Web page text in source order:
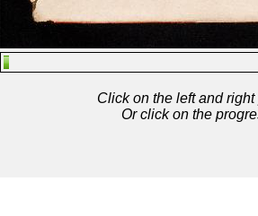
Click on the left and
Or click on the